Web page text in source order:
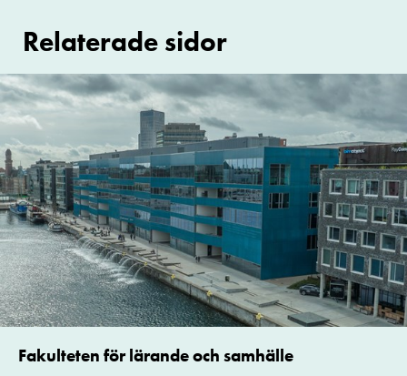
Relaterade sidor
Fakulteten för lärande och samhälle